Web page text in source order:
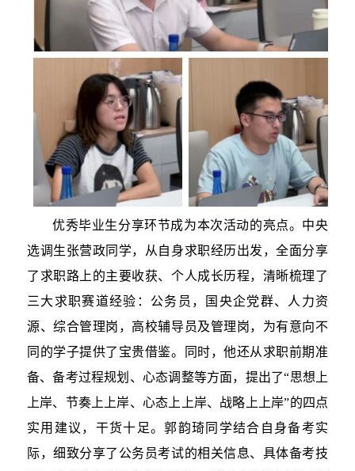
优秀毕业生分享环节成为本次活动的亮点。中央
选调生张营政同学，从自身求职经历出发，全面分享
了求职路上的主要收获、个人成长历程，清晰梳理了
三大求职赛道经验：公务员，国央企党群、人力资
源、综合管理岗，高校辅导员及管理岗，为有意向不
同的学子提供了宝贵借鉴。同时，他还从求职前期准
备、备考过程规划、心态调整等方面，提出了“思想上
上岸、节奏上上岸、心态上上岸、战略上上岸”的四点
实用建议，干货十足。郭韵琦同学结合自身备考实
际，细致分享了公务员考试的相关信息、具体备考技